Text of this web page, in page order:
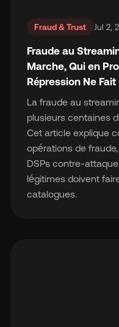
Fraud & Trust Jul 2,
Fraude au
Marche, Qui en
Répression Ne
La fraude au
plusieurs centaines
Cet article explique
opérations de
DSPs contre-
légitimes doivent
catalogues.